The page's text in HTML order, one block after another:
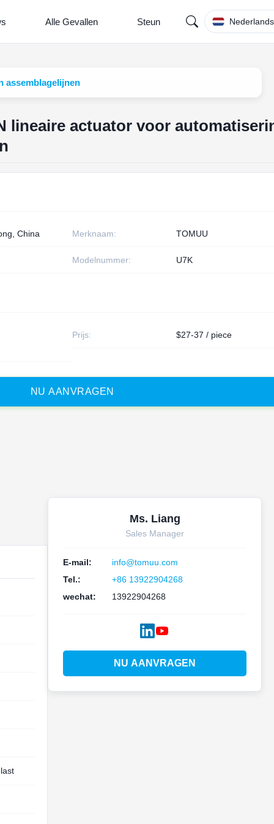
Alle Gevallen Steun
assemblagelijnen
lineaire actuator voor
China Merknaam: TOMUU
Modelnummer: U7K
Prijs: $27-37 / piece
N U AAN VRAGEN
Ms. Liang
Sales Manager
E-mail:
info@tomuu.com
Tel.:
+86 13922904268
wechat:
13922904268
NU AANVRAGEN